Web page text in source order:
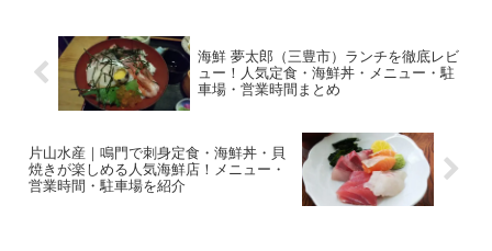
海鮮 夢太郎（三豊市）ランチを徹底レビ
ュー！人気定食・海鮮丼・メニュー・駐
車場・営業時間まとめ
片山水産｜鳴門で刺身定食・海鮮丼・貝
焼きが楽しめる人気海鮮店！メニュー・
営業時間・駐車場を紹介